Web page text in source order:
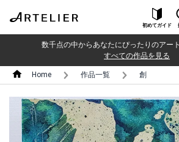
初めてガイド
数千点の中からあなたにぴったりのアー
すべての作品を見る
Home 作品一覧 創